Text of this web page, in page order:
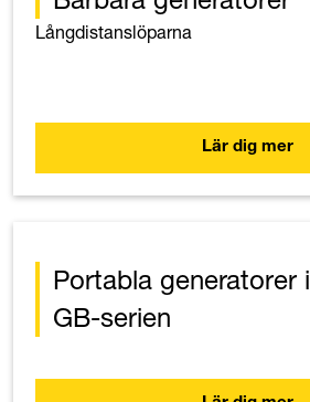
Långdistanslöparna
Lär dig mer
Portabla generatorer i
GB-serien